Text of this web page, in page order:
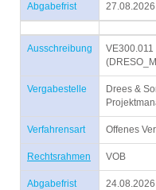
Abgabefrist
Ausschreibung
Vergabestelle
Drees &
Verfahrensart Offenes
Rechtsrahmen VOB
Abgabefrist